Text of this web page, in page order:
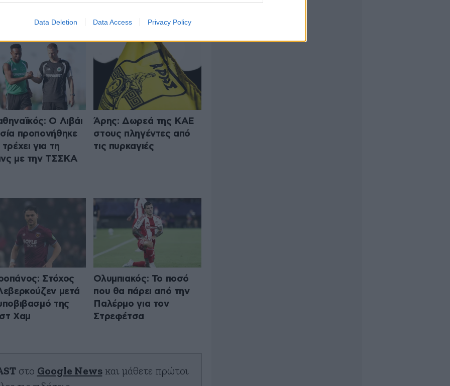
Data Deletion Data Access Privacy Policy
ΑΘΛΗΤΙΚΑ
Ο Λιβάι
προπονήθηκε
για τη
με την ΤΣΣΚΑ
Άρης: Δωρεά της ΚΑΕ
στους πληγέντες από
τις πυρκαγιές
Στόχος
μετά
της
Χαμ
Ολυμπιακός: Το ποσό
που θα πάρει από την
Παλέρμο για τον
Στρεφέτσα
στο Google Newsκαι μάθετε πρώτοι